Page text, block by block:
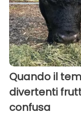
Quando il
divertenti
confusa